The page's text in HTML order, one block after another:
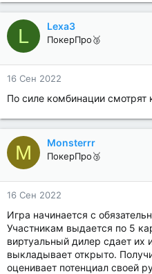
L Lexa3
ПокерПро🥉
16 Сен 2022
По силе комбинации
M Monsterrr
ПокерПро🥉
16 Сен 2022
Игра начинается с
Участникам выдается по 5
виртуальный дилер сдает их
выкладывает открыто.
оценивает потенциал своей